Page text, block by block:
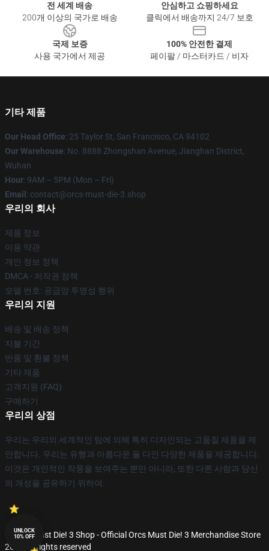
전 세계 배송
200개 이상의 국가로 배송
안심하고 쇼핑하세요
클릭에서 배송까지 24/7 보호
국제 보증
사용 국가에서 제공
100% 안전한 결제
페이팔 / 마스터카드 / 비자
기타 제품
Our Head Office: 25 Taylor St, San Francisco, CA 94102
Our Warehouse: No. 8888 Zhongshan Avenue, Jianghan District,
Wuhan
Hour: 9AM – 5PM (Mon – Fri)
Email : contact@orcs-must-die-3.shop
우리의 회사
제품 정보
이용 약관
개인 정보 정책
DMCA - 저작권 정책
모델 번호: 공급망 투명성 행위
우리의 지원
배송 및 배송 정책
지불 기간
반품 및 환불 정책
기타 제품
고객지원 (FAQ)
구매하기
우리의 상점
우리는 우리의 세계적인 팀에 의해 특히 디자인되는 고품질 제품을 제
안합니다. 우리는 유행과 아름다운 둘 다인 다양한 제품을 제공합니다.
이것은 개인적인 작풍을 보여주는 뿐만 아니라, 또한 다른 사람과 당신
의 개성을 공유하기 위하여.
© Orcs Must Die! 3 Shop - Official Orcs Must Die! 3 Merchandise Store
2026 all rights reserved
UNLOCK
10% OFF